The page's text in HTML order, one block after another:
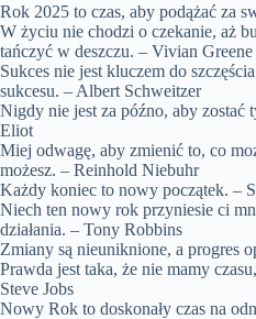
Rok 2025 to czas, aby podążać za
W życiu nie chodzi o czekanie, aż
tańczyć w deszczu. – Vivian Greene
Sukces nie jest kluczem do
sukcesu. – Albert Schweitzer
Nigdy nie jest za późno, aby zostać
Eliot
Miej odwagę, aby zmienić to, co
możesz. – Reinhold Niebuhr
Każdy koniec to nowy początek. –
Niech ten nowy rok przyniesie ci
działania. – Tony Robbins
Zmiany są nieuniknione, a progres
Prawda jest taka, że nie mamy
Steve Jobs
Nowy Rok to doskonały czas na